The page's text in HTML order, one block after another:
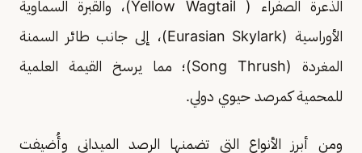
الذعرة الصفراء ( Yellow Wagtail)، والقبرة السماوية
الأوراسية (Eurasian Skylark)، إلى جانب طائر السمنة
المغردة (Song Thrush)؛ مما يرسخ القيمة العلمية
للمحمية كمرصد حيوي دولي.
ومن أبرز الأنواع التي تضمنها الرصد الميداني وأُضيفت